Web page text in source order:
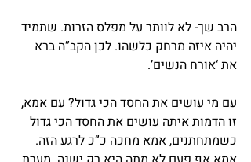
הרב שך- לא לוותר על מפלס הזרות. שתמיד
יהיה איזה מרחק כלשהו. לכן הקב”ה ברא
את ‘אורח הנשים’.
עם מי עושים את החסד הכי גדול? עם אמא,
זו הדמות איתה עושים את החסד הכי גדול
כשמתחתנים, אמא מחכה כ”כ לרגע הזה.